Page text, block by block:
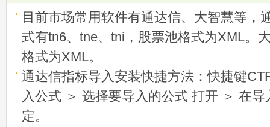
目前市场常用软件有通达信、大智慧等，
式有tn6、tne、tni，股票池格式为XML。
格式为XML。
通达信指标导入安装快捷方法：快捷键
入公式 ＞ 选择要导入的公式 打开 ＞ 在
定。